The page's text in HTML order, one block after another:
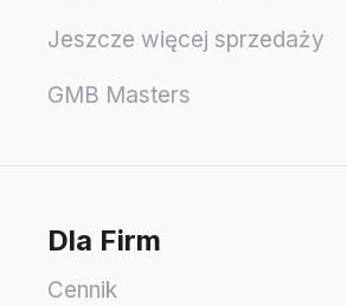
Jeszcze więcej sprzedaży
GMB Masters
Dla Firm
Cennik